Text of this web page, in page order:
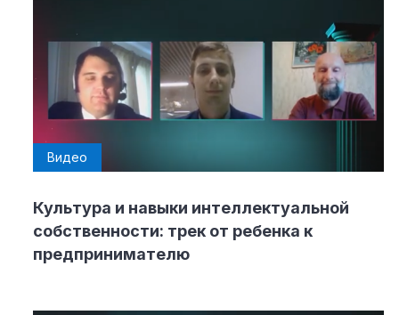
Видео
Культура и навыки интеллектуальной
собственности: трек от ребенка к
предпринимателю